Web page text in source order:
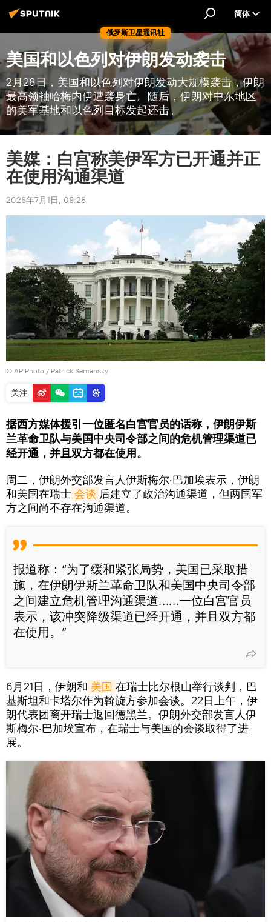
俄罗斯卫星通讯社
简体
美国和以色列对伊朗发动袭击
2月28日，美国和以色列对伊朗发动大规模袭击，伊朗
最高领袖哈梅内伊遭袭身亡。随后，伊朗对中东地区
的美军基地和以色列目标发起还击。
美媒：白宫称美伊军方已开通并正
在使用沟通渠道
2026年7月1日, 09:28
© AP Photo / Patrick Semansky
关注
据西方媒体援引一位匿名白宫官员的话称，伊朗伊斯
兰革命卫队与美国中央司令部之间的危机管理渠道已
经开通，并且双方都在使用。
周二，伊朗外交部发言人伊斯梅尔·巴加埃表示，伊朗
和美国在瑞士 会谈 后建立了政治沟通渠道，但两国军
方之间尚不存在沟通渠道。
报道称：“为了缓和紧张局势，美国已采取措
施，在伊朗伊斯兰革命卫队和美国中央司令部
之间建立危机管理沟通渠道……一位白宫官员
表示，该冲突降级渠道已经开通，并且双方都
在使用。”
6月21日，伊朗和 美国 在瑞士比尔根山举行谈判，巴
基斯坦和卡塔尔作为斡旋方参加会谈。22日上午，伊
朗代表团离开瑞士返回德黑兰。伊朗外交部发言人伊
斯梅尔·巴加埃宣布，在瑞士与美国的会谈取得了进
展。